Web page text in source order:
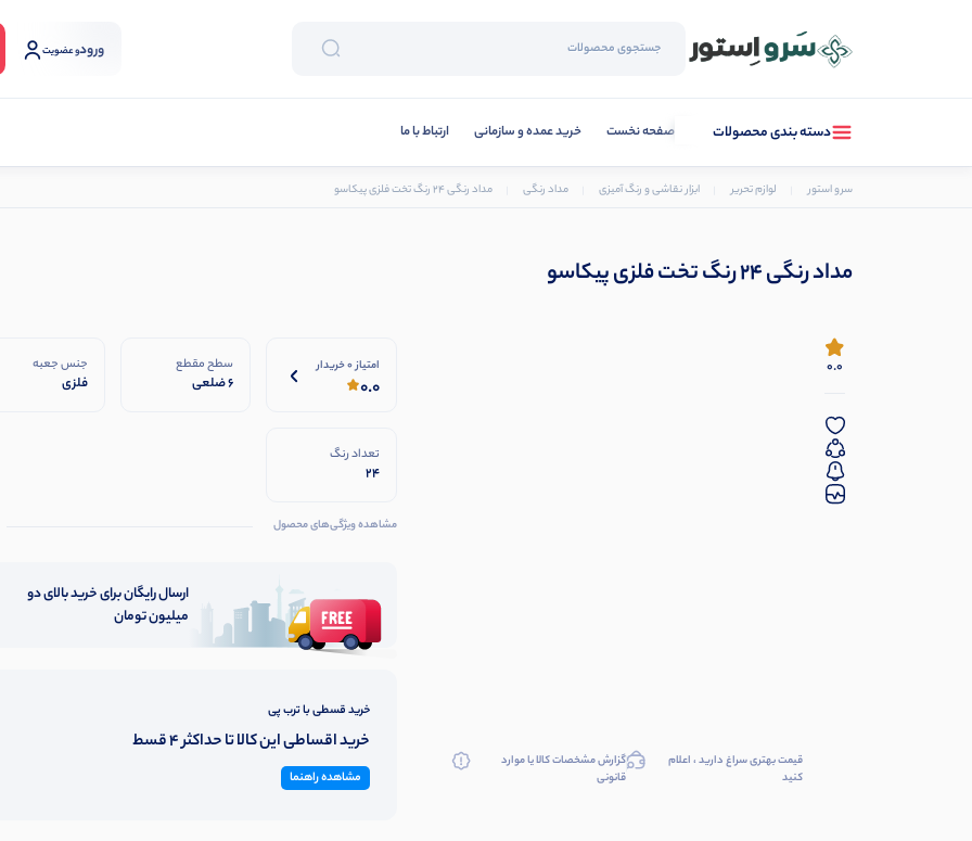
ورودو عضویت
دسته بندی محصولات صفحه نخست خرید عمده و سازمانی ارتباط با ما
سرو استور لوازم تحریر ابزار نقاشی و رنگ آمیزی مداد رنگی مداد رنگی 24 رنگ تخت فلزی پیکاسو
مداد رنگی 24 رنگ تخت فلزی پیکاسو
0.0
قیمت بهتری سراغ دارید ، اعلام
کنید
گزارش مشخصات کالا یا موارد
قانونی
امتیاز 0 خریدار
0.0
سطح مقطع
6 ضلعی
جنس جعبه
فلزی
تعداد رنگ
24
مشاهده ویژگی‌های محصول
ارسال رایگان برای خرید بالای دو
میلیون تومان
خرید قسطی با ترب پی
خرید اقساطی این کالا تا حداکثر 4 قسط
مشاهده راهنما